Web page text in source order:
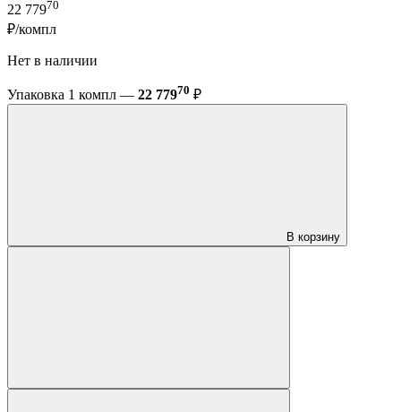
22 77970
₽/компл
Нет в наличии
Упаковка 1 компл — 22 77970 ₽
В корзину